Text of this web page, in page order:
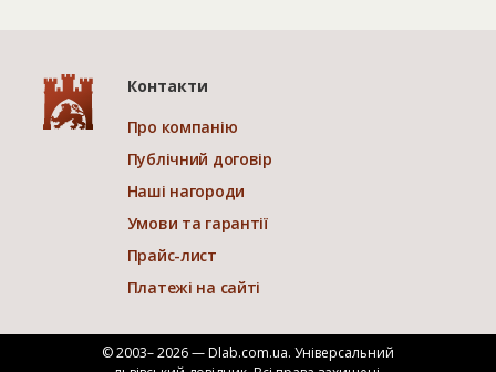
Контакти
Про компанію
Публічний договір
Наші нагороди
Умови та гарантії
Прайс-лист
Платежі на сайті
© 2003– 2026 — Dlab.com.ua. Універсальний